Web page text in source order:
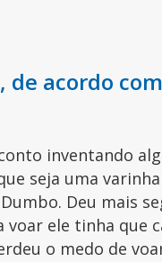
acordo
inventando
seja uma
Deu mais
ele tinha que
o medo de